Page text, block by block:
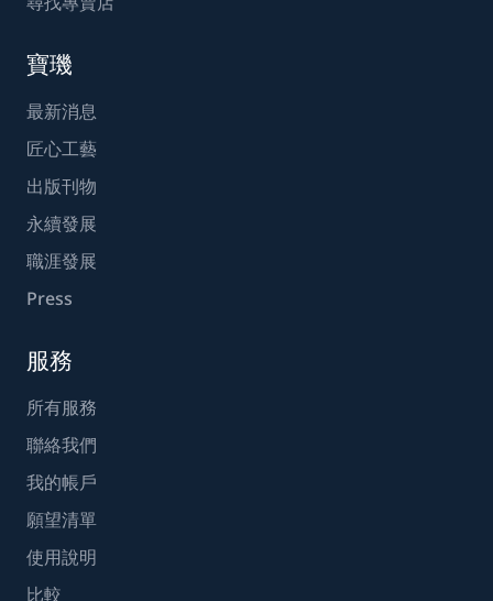
寶璣
最新消息
匠心工藝
出版刊物
永續發展
職涯發展
Press
服務
所有服務
聯絡我們
我的帳戶
願望清單
使用說明
比較